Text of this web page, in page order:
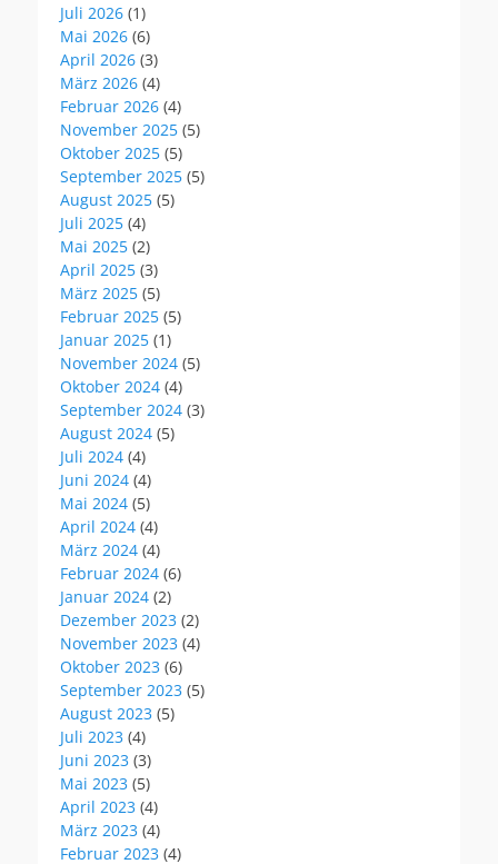
Juli 2026 (1)
Mai 2026 (6)
April 2026 (3)
März 2026 (4)
Februar 2026 (4)
November 2025 (5)
Oktober 2025 (5)
September 2025 (5)
August 2025 (5)
Juli 2025 (4)
Mai 2025 (2)
April 2025 (3)
März 2025 (5)
Februar 2025 (5)
Januar 2025 (1)
November 2024 (5)
Oktober 2024 (4)
September 2024 (3)
August 2024 (5)
Juli 2024 (4)
Juni 2024 (4)
Mai 2024 (5)
April 2024 (4)
März 2024 (4)
Februar 2024 (6)
Januar 2024 (2)
Dezember 2023 (2)
November 2023 (4)
Oktober 2023 (6)
September 2023 (5)
August 2023 (5)
Juli 2023 (4)
Juni 2023 (3)
Mai 2023 (5)
April 2023 (4)
März 2023 (4)
Februar 2023 (4)